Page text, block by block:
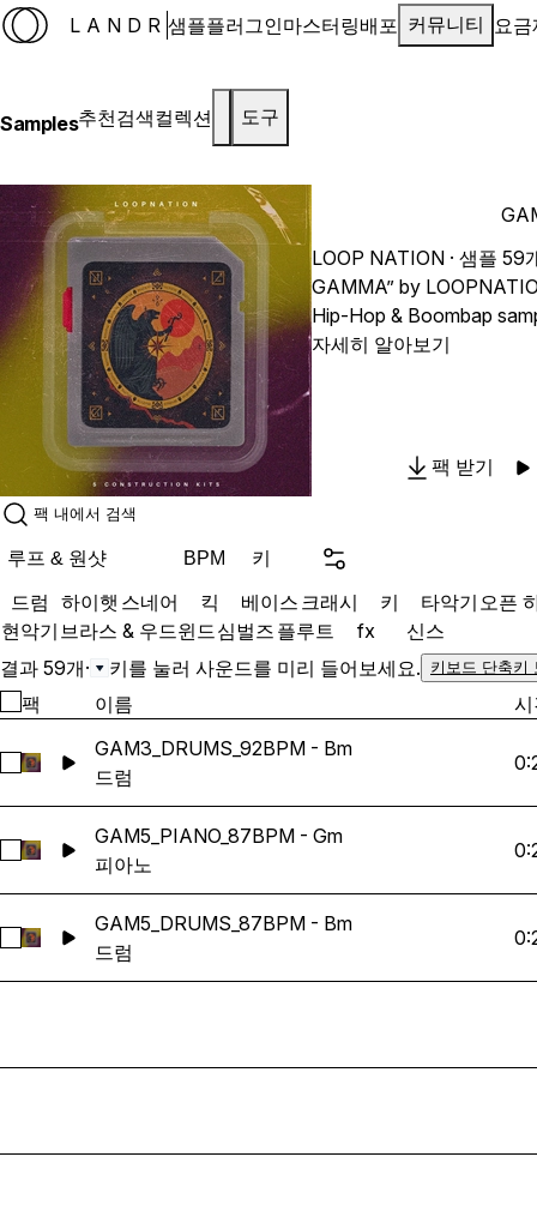
LANDR 샘플플러그인마스터링배포 커뮤니티 요금
Samples추천검색컬렉션 도구
LOOP NATION · 샘플 59
GAMMA” by
Hip-Hop & Boombap
the raw street energy
Boom Bap beats with
GAMMA delivers
tracks inspired by the
Hop. Perfect for
2000s flavor mixed with
and modern workflow
자세히 알아보기
팩 받기
루프 & 원샷 BPM 키
드럼 하이햇 스네어 킥 베이스 크래시 키 타악기 오픈
현악기 브라스 & 우드윈드심벌즈 플루트 fx
신스
결과 59개· 키를 눌러 사운드를 미리 들어보세요. 키보드 단축키
팩 이름
GAM3_DRUMS_92BPM - Bm 선택
GAM3_DRUMS_92BPM - Bm
드럼
GAM5_PIANO_87BPM - Gm 선택
GAM5_PIANO_87BPM - Gm
피아노
GAM5_DRUMS_87BPM - Bm 선택
GAM5_DRUMS_87BPM - Bm
드럼